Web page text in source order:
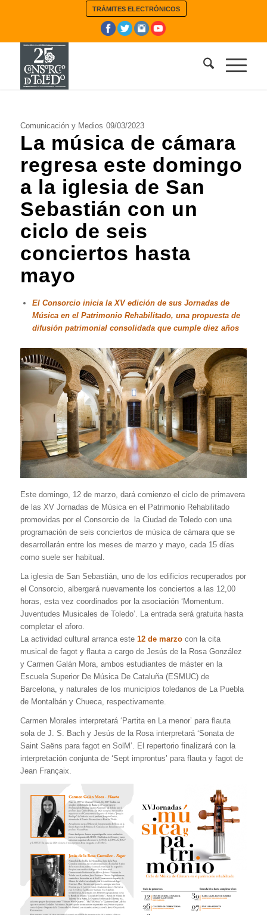
TRÁMITES ELECTRÓNICOS
Comunicación y Medios 09/03/2023
La música de cámara
regresa este domingo
a la iglesia de San
Sebastián con un
ciclo de seis
conciertos hasta
mayo
El Consorcio inicia la XV edición de sus Jornadas de
Música en el Patrimonio Rehabilitado, una propuesta de
difusión patrimonial consolidada que cumple diez años
Este domingo, 12 de marzo, dará comienzo el ciclo de primavera
de las XV Jornadas de Música en el Patrimonio Rehabilitado
promovidas por el Consorcio de la Ciudad de Toledo con una
programación de seis conciertos de música de cámara que se
desarrollarán entre los meses de marzo y mayo, cada 15 días
como suele ser habitual.
La iglesia de San Sebastián, uno de los edificios recuperados por
el Consorcio, albergará nuevamente los conciertos a las 12,00
horas, esta vez coordinados por la asociación ‘Momentum.
Juventudes Musicales de Toledo’. La entrada será gratuita hasta
completar el aforo.
La actividad cultural arranca este 12 de marzocon la cita
musical de fagot y flauta a cargo de Jesús de la Rosa González
y Carmen Galán Mora, ambos estudiantes de máster en la
Escuela Superior De Música De Cataluña (ESMUC) de
Barcelona, y naturales de los municipios toledanos de La Puebla
de Montalbán y Chueca, respectivamente.
Carmen Morales interpretará ‘Partita en La menor’ para flauta
sola de J. S. Bach y Jesús de la Rosa interpretará ‘Sonata de
Saint Saëns para fagot en SolM’. El repertorio finalizará con la
interpretación conjunta de ‘Sept improntus’ para flauta y fagot de
Jean Françaix.